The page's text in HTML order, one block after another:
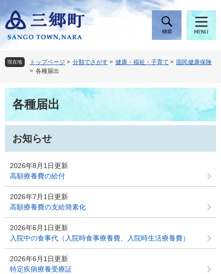
ー
ジ
頭
で
。
ニ
ュ
飛
ば
て
現在地 トップページ > 分類でさがす > 健康・福祉・子育て > 国民健康保険
> 各種届出
本
文各種届出
お知らせ
2026年8月1日更新
高額療養費の給付
2026年7月1日更新
高額療養費の支給簡素化
2026年6月1日更新
入院中の食事代（入院時食事療養費、入院時生活療養費）
2026年6月1日更新
特定疾病療養受療証